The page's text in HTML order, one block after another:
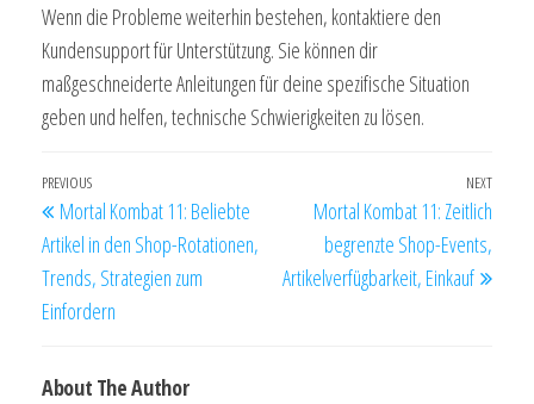
Wenn die Probleme weiterhin bestehen, kontaktiere den
Kundensupport für Unterstützung. Sie können dir
maßgeschneiderte Anleitungen für deine spezifische Situation
geben und helfen, technische Schwierigkeiten zu lösen.
Post
navigation
Previous
Post
PREVIOUS
Mortal Kombat 11: Beliebte
Artikel in den Shop-Rotationen,
Trends, Strategien zum
Einfordern
Next
NEXT
Mortal Kombat 11: Zeitlich
begrenzte Shop-Events,
Artikelverfügbarkeit, Einkauf
About The Author